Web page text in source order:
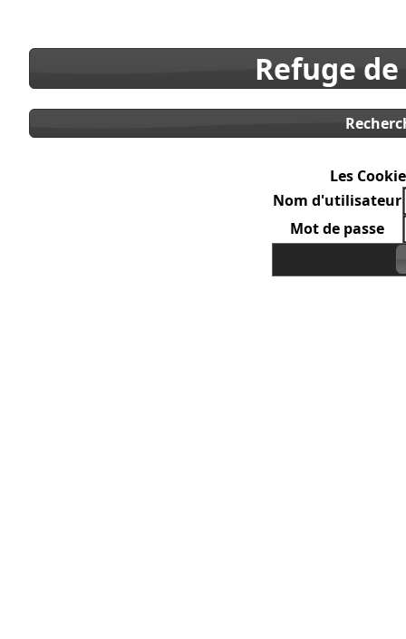
Refuge
Les
Nom d'utilisateur
Mot de passe